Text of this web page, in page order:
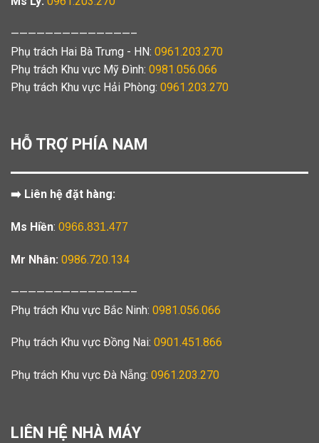
——————————————–
Phụ trách Hai Bà Trưng - HN: 0961.203.270
Phụ trách Khu vực Mỹ Đình: 0981.056.066
Phụ trách Khu vực Hải Phòng: 0961.203.270
HỖ TRỢ PHÍA NAM
➡️ Liên hệ đặt hàng:
Ms Hiền: 0966.831.477
Mr Nhân: 0986.720.134
——————————————–
Phụ trách Khu vực Bắc Ninh: 0981.056.066
Phụ trách Khu vực Đồng Nai: 0901.451.866
Phụ trách Khu vực Đà Nẵng: 0961.203.270
LIÊN HỆ NHÀ MÁY